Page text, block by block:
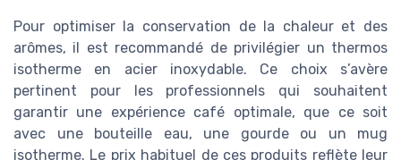
Pour optimiser la conservation de la chaleur et des
arômes, il est recommandé de privilégier un thermos
isotherme en acier inoxydable. Ce choix s’avère
pertinent pour les professionnels qui souhaitent
garantir une expérience café optimale, que ce soit
avec une bouteille eau, une gourde ou un mug
isotherme. Le prix habituel de ces produits reflète leur